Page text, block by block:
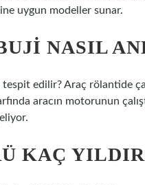
uygun modeller sunar.
NASIL
tespit edilir? Araç rölantide
aracın motorunun
KAÇ